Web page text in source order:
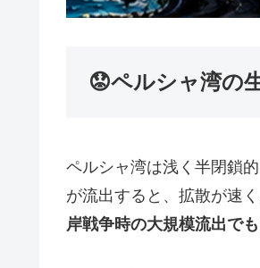
😟ペルシャ湾の
ペルシャ湾は浅く半閉鎖
が流出すると、拡散が速
岸戦争時の大規模流出で